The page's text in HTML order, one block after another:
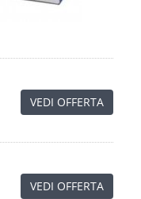
VEDI OFFERTA
VEDI OFFERTA